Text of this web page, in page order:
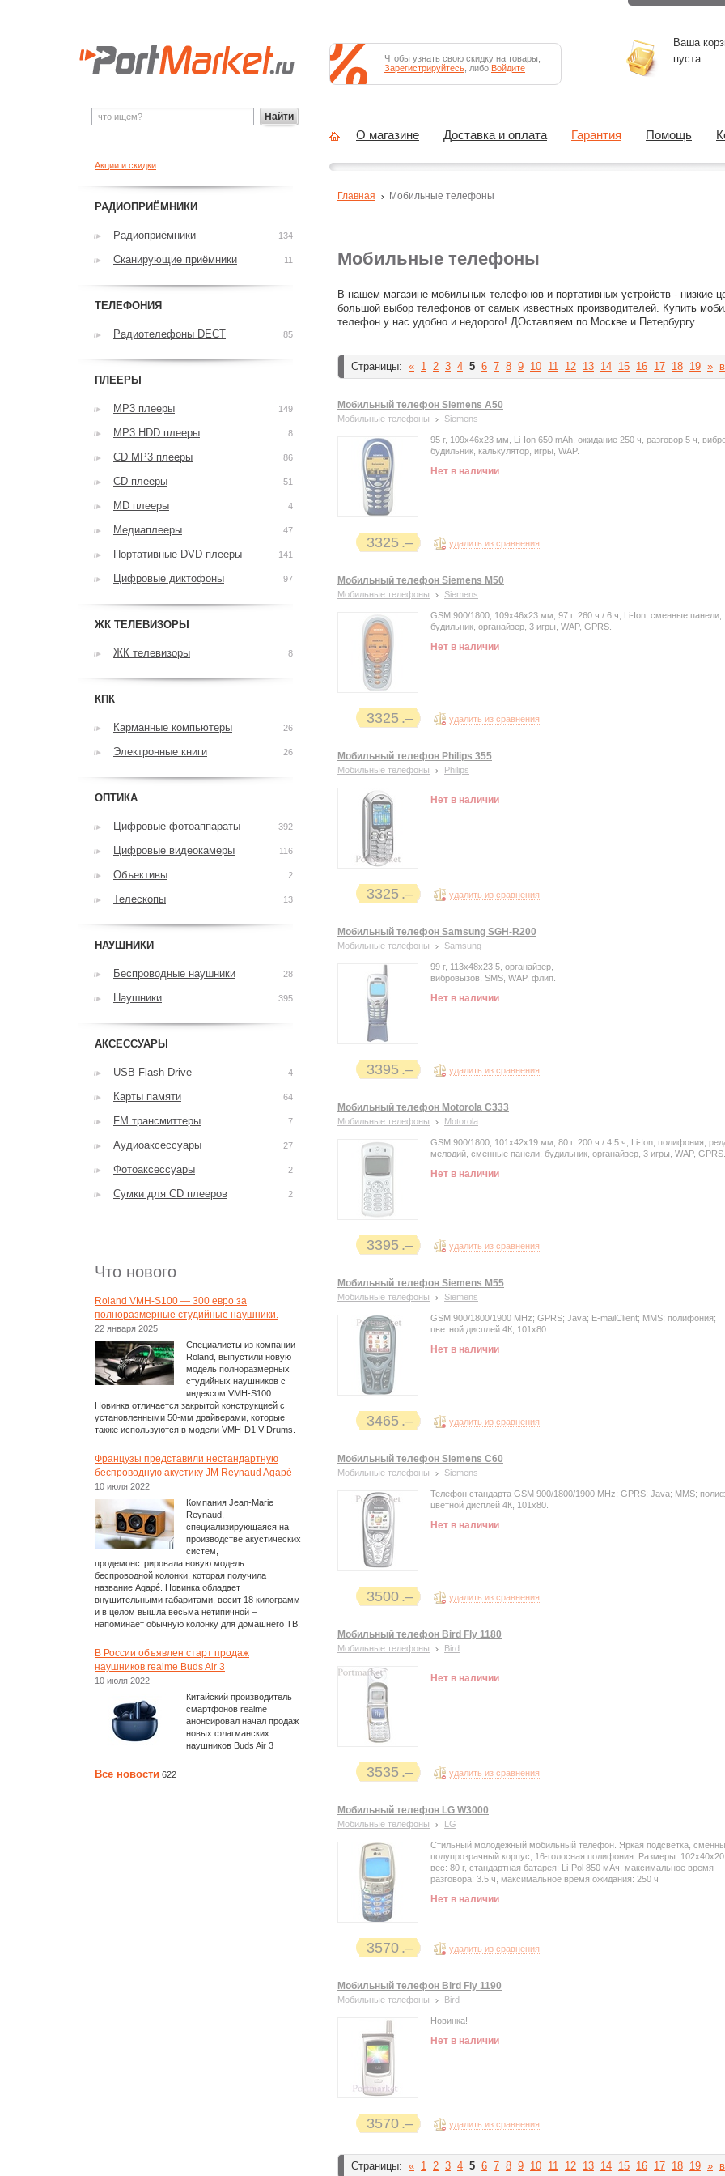
Мобильные телефоны
В нашем магазине мобильных телефонов и портативных устройств - низкие
большой выбор телефонов от самых известных производителей. Купить
телефон у нас удобно и недорого! ДОставляем по Москве и Петербургу.
Страницы: « 1 2 3 4 5 6 7 8 9 10 11 12 13 14 15 16 17 18 19 »
Мобильный телефон Siemens A50
Мобильные телефоны Siemens
95 г, 109x46x23 мм, Li-Ion 650 mAh, ожидание 250 ч, разговор 5 ч,
будильник, калькулятор, игры, WAP.
Нет в наличии
3325 удалить из сравнения
Мобильный телефон Siemens M50
Мобильные телефоны Siemens
GSM 900/1800, 109x46x23 мм, 97 г, 260 ч / 6 ч, Li-Ion, сменные панели,
будильник, органайзер, 3 игры, WAP, GPRS.
Нет в наличии
3325 удалить из сравнения
Мобильный телефон Philips 355
Мобильные телефоны Philips
Нет в наличии
3325 удалить из сравнения
Мобильный телефон Samsung SGH-R200
Мобильные телефоны Samsung
99 г, 113x48x23.5, органайзер,
вибровызов, SMS, WAP, флип.
Нет в наличии
3395 удалить из сравнения
Мобильный телефон Motorola С333
Мобильные телефоны Motorola
GSM 900/1800, 101x42x19 мм, 80 г, 200 ч / 4,5 ч, Li-Ion, полифония,
мелодий, сменные панели, будильник, органайзер, 3 игры, WAP, GPRS.
Нет в наличии
3395 удалить из сравнения
Мобильный телефон Siemens M55
Мобильные телефоны Siemens
GSM 900/1800/1900 MHz; GPRS; Java; E-mailClient; MMS; полифония;
цветной дисплей 4К, 101х80
Нет в наличии
3465 удалить из сравнения
Мобильный телефон Siemens C60
Мобильные телефоны Siemens
Телефон стандарта GSM 900/1800/1900 MHz; GPRS; Java; MMS;
цветной дисплей 4К, 101х80.
Нет в наличии
3500 удалить из сравнения
Мобильный телефон Bird Fly 1180
Мобильные телефоны Bird
Нет в наличии
3535 удалить из сравнения
Мобильный телефон LG W3000
Мобильные телефоны LG
Стильный молодежный мобильный телефон. Яркая подсветка,
полупрозрачный корпус, 16-голосная полифония. Размеры:
вес: 80 г, стандартная батарея: Li-Pol 850 мАч, максимальное время
разговора: 3.5 ч, максимальное время ожидания: 250 ч
Нет в наличии
3570 удалить из сравнения
Мобильный телефон Bird Fly 1190
Мобильные телефоны Bird
Новинка!
Нет в наличии
3570 удалить из сравнения
Страницы: « 1 2 3 4 5 6 7 8 9 10 11 12 13 14 15 16 17 18 19 »
Главная Мобильные телефоны
Акции и скидки
РАДИОПРИЁМНИКИ
Радиоприёмники 134
Сканирующие приёмники 11
ТЕЛЕФОНИЯ
Радиотелефоны DECT 85
ПЛЕЕРЫ
MP3 плееры 149
MP3 HDD плееры 8
CD MP3 плееры 86
CD плееры 51
MD плееры 4
Медиаплееры 47
Портативные DVD плееры 141
Цифровые диктофоны 97
ЖК ТЕЛЕВИЗОРЫ
ЖК телевизоры 8
КПК
Карманные компьютеры 26
Электронные книги 26
ОПТИКА
Цифровые фотоаппараты 392
Цифровые видеокамеры 116
Объективы 2
Телескопы 13
НАУШНИКИ
Беспроводные наушники 28
Наушники 395
АКСЕССУАРЫ
USB Flash Drive 4
Карты памяти 64
FM трансмиттеры 7
Аудиоаксессуары 27
Фотоаксессуары 2
Сумки для CD плееров 2
Что нового
Roland VMH-S100 — 300 евро за
полноразмерные студийные наушники.
22 января 2025
Специалисты из компании
Roland, выпустили новую
модель полноразмерных
студийных наушников с
индексом VMH-S100.
Новинка отличается закрытой конструкцией с
установленными 50-мм драйверами, которые
также используются в модели VMH-D1 V-Drums.
Французы представили нестандартную
беспроводную акустику JM Reynaud Agapé
10 июля 2022
Компания Jean-Marie
Reynaud,
специализирующаяся на
производстве акустических
систем,
продемонстрировала новую модель
беспроводной колонки, которая получила
название Agapé. Новинка обладает
внушительными габаритами, весит 18 килограмм
и в целом вышла весьма нетипичной –
напоминает обычную колонку для домашнего ТВ.
В России объявлен старт продаж
наушников realme Buds Air 3
10 июля 2022
Китайский производитель
смартфонов realme
анонсировал начал продаж
новых флагманских
наушников Buds Air 3
Все новости 622
Найти
Чтобы узнать свою скидку на товары,
Зарегистрируйтесь , либо Войдите
Ваша
пуста
О магазине Доставка и оплата Гарантия Помощь